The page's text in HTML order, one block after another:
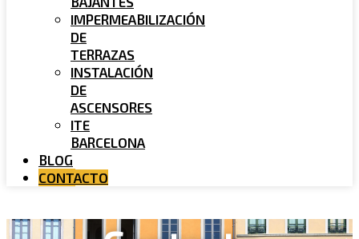
IMPERMEABILIZACIÓN
DE
TERRAZAS
INSTALACIÓN
DE
ASCENSORES
ITE
BARCELONA
BLOG
CONTACTO